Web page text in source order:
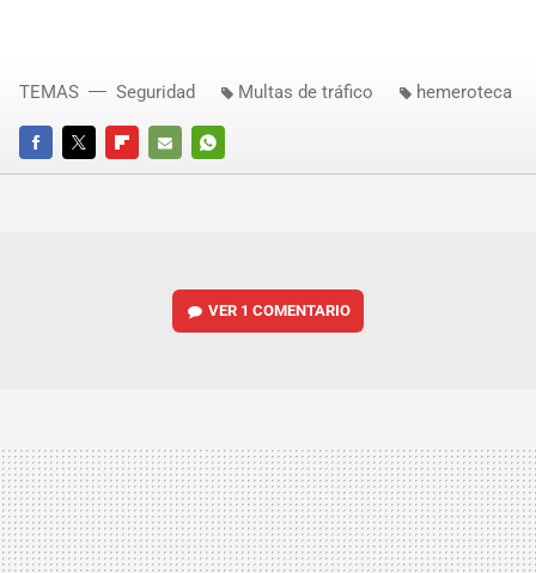
FACEBOOKTWITTERFLIPBOARD
E-
WHATSAPP
TEMAS Seguridad Multas de tráfico hemeroteca
VER 1 COMENTARIO